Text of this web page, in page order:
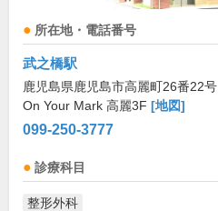
所在地・電話番号
武之橋駅
鹿児島県鹿児島市高麗町26番22号
On Your Mark 高麗3F [地図]
099-250-3777
診療科目
整形外科